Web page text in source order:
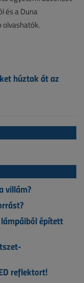
és a Duna
olvashatók.
húztak át az
villám?
épített
reflektort!